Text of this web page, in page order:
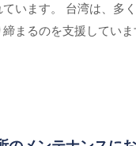
います。 台湾は、多
まるのを支援してい